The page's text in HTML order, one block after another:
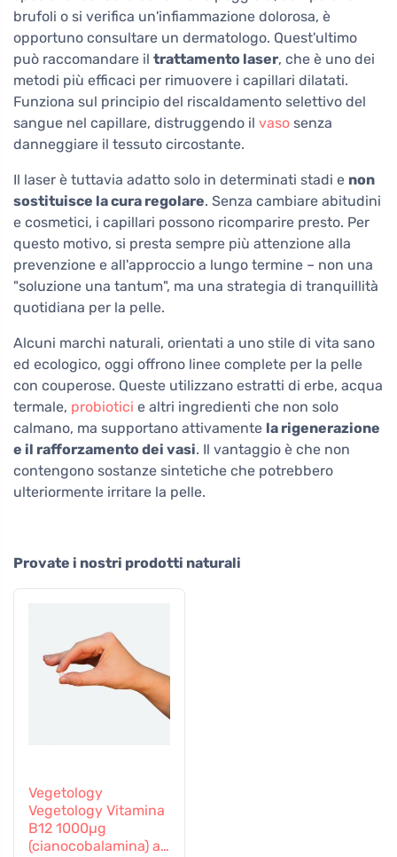
brufoli o si verifica un'infiammazione dolorosa, è
opportuno consultare un dermatologo. Quest'ultimo
può raccomandare il trattamento laser, che è uno dei
metodi più efficaci per rimuovere i capillari dilatati.
Funziona sul principio del riscaldamento selettivo del
sangue nel capillare, distruggendo il vaso senza
danneggiare il tessuto circostante.
Il laser è tuttavia adatto solo in determinati stadi e non
sostituisce la cura regolare. Senza cambiare abitudini
e cosmetici, i capillari possono ricomparire presto. Per
questo motivo, si presta sempre più attenzione alla
prevenzione e all'approccio a lungo termine – non una
"soluzione una tantum", ma una strategia di tranquillità
quotidiana per la pelle.
Alcuni marchi naturali, orientati a uno stile di vita sano
ed ecologico, oggi offrono linee complete per la pelle
con couperose. Queste utilizzano estratti di erbe, acqua
termale, probiotici e altri ingredienti che non solo
calmano, ma supportano attivamente la rigenerazione
e il rafforzamento dei vasi. Il vantaggio è che non
contengono sostanze sintetiche che potrebbero
ulteriormente irritare la pelle.
Provate i nostri prodotti naturali
Vegetology
Vegetology Vitamina
B12 1000µg
(cianocobalamina) a